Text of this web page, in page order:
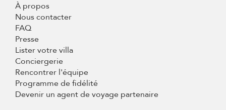
À propos
Nous contacter
FAQ
Presse
Lister votre villa
Conciergerie
Rencontrer l'équipe
Programme de fidélité
Devenir un agent de voyage partenaire